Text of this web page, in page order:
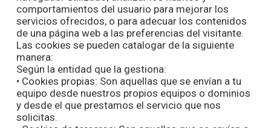
comportamientos del usuario para mejorar los
servicios ofrecidos, o para adecuar los contenidos
de una página web a las preferencias del visitante.
Las cookies se pueden catalogar de la siguiente
manera:
Según la entidad que la gestiona:
• Cookies propias: Son aquellas que se envían a tu
equipo desde nuestros propios equipos o dominios
y desde el que prestamos el servicio que nos
solicitas.